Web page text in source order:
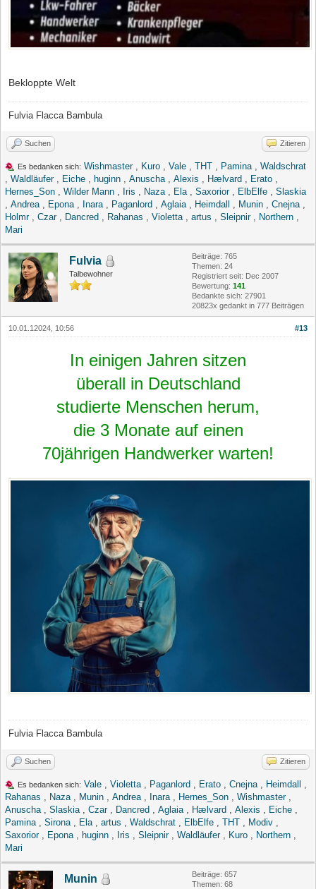
Bekloppte Welt
Fulvia Flacca Bambula
Suchen Zitieren
Es bedanken sich: Wishmaster, Kuro , Vale , THT , Pamina, Waldschrat
, Waldläufer, Eiche , huginn , Anuscha, Alexis , Hælvard , Erato ,
Hernes_Son , Wilder Mann , Iris , Naza, Ela, Saxorior, ElbElfe , Slaskia
, Andrea, Epona, Inara, Paganlord , Aglaia, Heimdall , Munin , Cnejna,
Holmr, Czar, Dancred , Rahanas , Violetta, artus , Sleipnir, Northern ,
Mari
Fulvia
Talbewohner
Beiträge: 765
Themen: 24
Registriert seit: Dec 2007
Bewertung: 141
Bedankte sich: 27901
20823x gedankt in 777 Beiträgen
#13
10.01.12024, 10:56
In einigen Jahren sitzen
überall in Deutschland
studierte Menschen herum,
die 3 Monate auf einen
70jährigen Handwerker warten!
Fulvia Flacca Bambula
Suchen Zitieren
Es bedanken sich: Vale , Violetta, Paganlord , Erato , Cnejna, Heimdall
,
Rahanas , Naza, Munin , Andrea, Inara, Hernes_Son , Wishmaster,
Anuscha, Slaskia, Czar, Dancred , Aglaia, Hælvard , Alexis , Eiche ,
Pamina, Sirona, Ela, artus , Waldschrat , ElbElfe , THT , Modiv ,
Saxorior, Epona, huginn , Iris , Sleipnir, Waldläufer, Kuro , Northern ,
Mari
Munin
Beiträge: 657
Themen: 68